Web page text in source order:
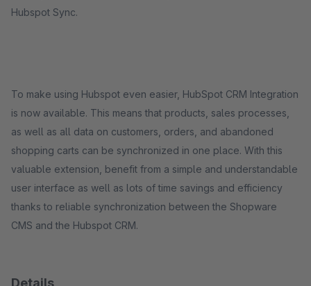
Hubspot Sync.
To make using Hubspot even easier, HubSpot CRM Integration
is now available. This means that products, sales processes,
as well as all data on customers, orders, and abandoned
shopping carts can be synchronized in one place. With this
valuable extension, benefit from a simple and understandable
user interface as well as lots of time savings and efficiency
thanks to reliable synchronization between the Shopware
CMS and the Hubspot CRM.
Details